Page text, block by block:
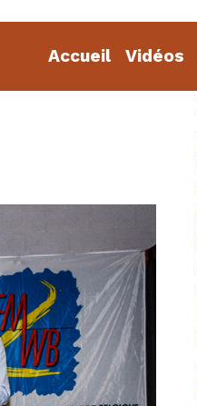
Accueil Vidéos